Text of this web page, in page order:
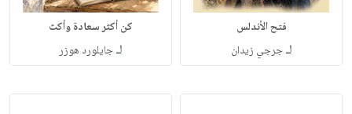
فتح الأندلس
لـجرجي زيدان
كن أكثر سعادة وأكث
لـجايلورد هوزر